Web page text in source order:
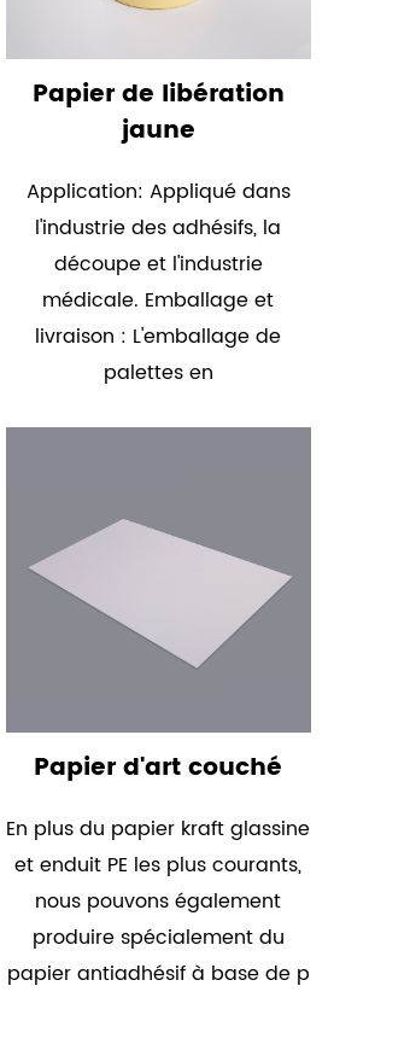
Papier de libération
jaune
Application: Appliqué dans
l'industrie des adhésifs, la
découpe et l'industrie
médicale. Emballage et
livraison : L'emballage de
palettes en
Papier d'art couché
En plus du papier kraft glassine
et enduit PE les plus courants,
nous pouvons également
produire spécialement du
papier antiadhésif à base de p